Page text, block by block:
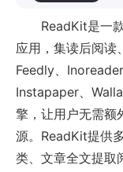
ReadKit是一
应用，集读后阅读
Feedly、
Instapaper、
擎，让用户无需额
源。ReadKit提供
类、文章全文提取